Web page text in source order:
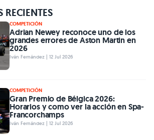
COMPETICIÓN
Adrian Newey reconoce uno de los
grandes errores de Aston Martin en
2026
Iván Fernández | 12 Jul 2026
COMPETICIÓN
Gran Premio de Bélgica 2026:
Horarios y como ver la acción en Spa-
Francorchamps
Iván Fernández | 12 Jul 2026